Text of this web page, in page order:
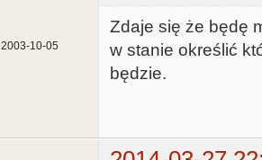
2003-10-05
Zdaje się że będę
w stanie określić
będzie.